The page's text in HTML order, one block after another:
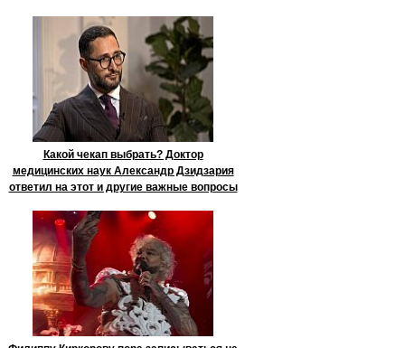
Какой чекап выбрать? Доктор
медицинских наук Александр Дзидзария
ответил на этот и другие важные вопросы